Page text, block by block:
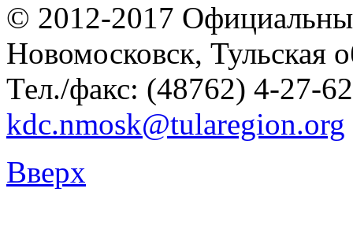
© 2012-2017
Новомосковск, Тульская
Тел./факс: (48762) 4-27-
kdc.nmosk@tularegion.org
Вверх